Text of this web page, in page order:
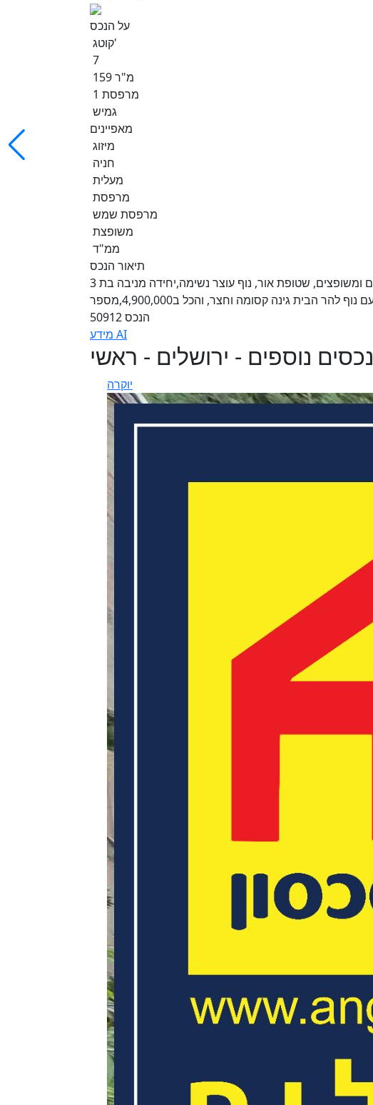
על הנכס
קוטג'
7
159 מ"ר
1 מרפסת
גמיש
מאפיינים
מיזוג
חניה
מעלית
מרפסת
מרפסת שמש
משופצת
ממ"ד
תיאור הנכס
קוטג מיוחד בסגנון הולנדי, חצאי מפלסים מסוגננים ומשופצים, שטופת אור, נוף עוצר נשימה,יחידה מניבה בת 3
חד עם אפשרות לפיצול, מעלית פרטית,טרסה עם נוף להר הבית גינה קסומה וחצר, והכל ב4,900,000,מספר
הנכס 50912
מידע AI
נכסים נוספים - ירושלים - ראשי
יוקרה